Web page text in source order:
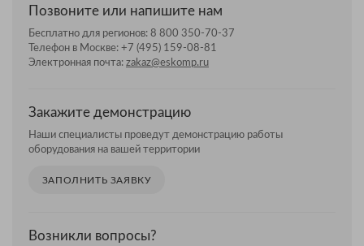
Позвоните или напишите нам
Бесплатно для регионов: 8 800 350-70-37
Телефон в Москве: +7 (495) 159-08-81
Электронная почта: zakaz@eskomp.ru
Закажите демонстрацию
Наши специалисты проведут демонстрацию работы
оборудования на вашей территории
ЗАПОЛНИТЬ ЗАЯВКУ
Возникли вопросы?